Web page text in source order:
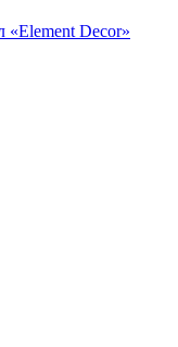
«Element Decor»